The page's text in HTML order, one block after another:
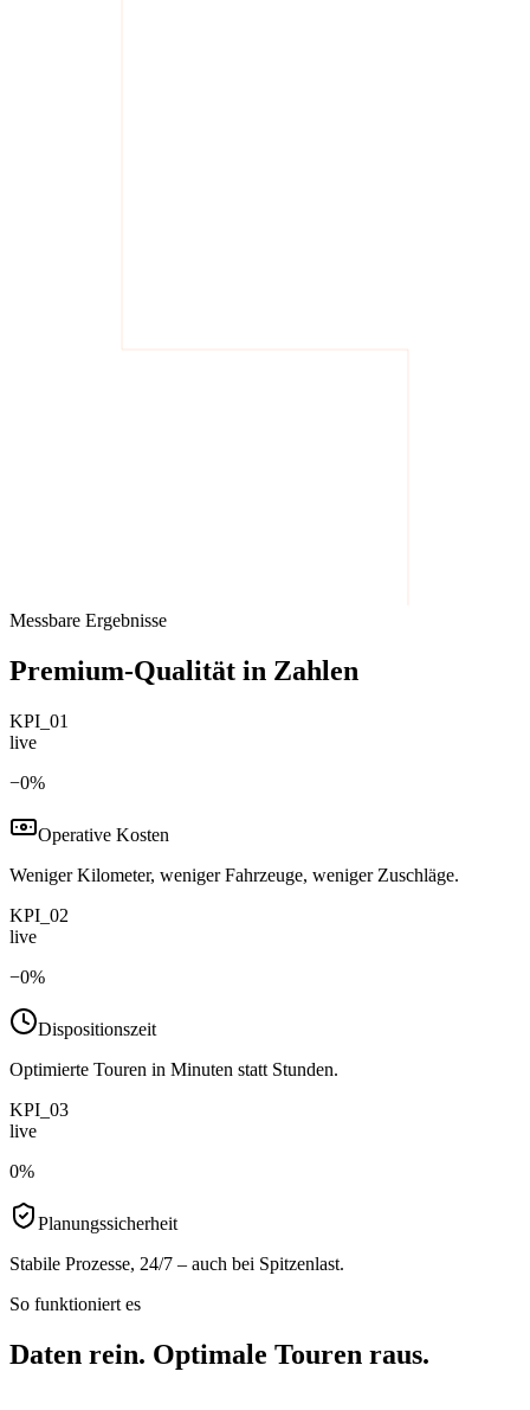
Messbare Ergebnisse
Premium-Qualität in Zahlen
KPI_01
live
−0%
Operative Kosten
Weniger Kilometer, weniger Fahrzeuge, weniger Zuschläge.
KPI_02
live
−0%
Dispositionszeit
Optimierte Touren in Minuten statt Stunden.
KPI_03
live
0%
Planungssicherheit
Stabile Prozesse, 24/7 – auch bei Spitzenlast.
So funktioniert es
Daten rein. Optimale Touren raus.